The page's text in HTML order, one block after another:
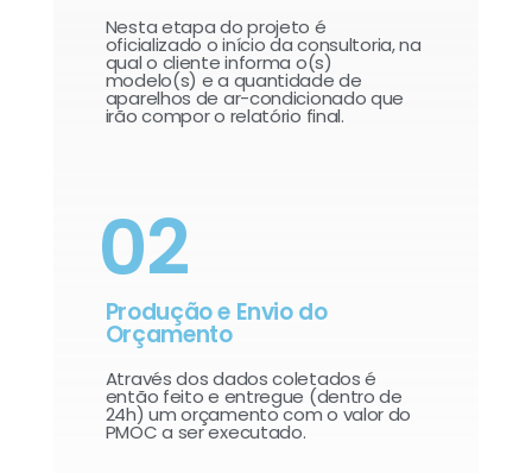
Nesta etapa do projeto é
oficializado o início da consultoria, na
qual o cliente informa o(s)
modelo(s) e a quantidade de
aparelhos de ar-condicionado que
irão compor o relatório final.​
02
Produção e Envio do
Orçamento
Através dos dados coletados é
então feito e entregue (dentro de
24h) um orçamento com o valor do
PMOC a ser executado.